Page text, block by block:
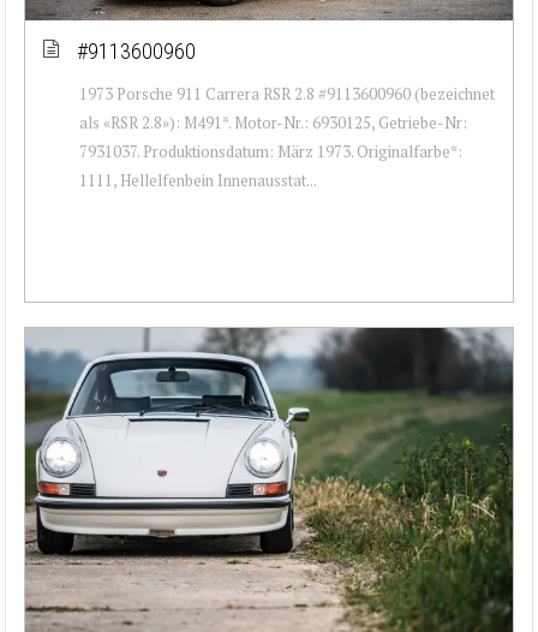
#9113600960
1973 Porsche 911 Carrera RSR 2.8 #9113600960 (bezeichnet
als «RSR 2.8»): M491*. Motor-Nr.: 6930125, Getriebe-Nr:
7931037. Produktionsdatum: März 1973. Originalfarbe*:
1111, Hellelfenbein Innenausstat...